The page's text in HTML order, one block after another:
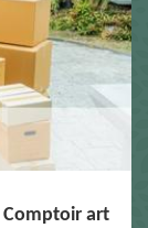
Comptoir art